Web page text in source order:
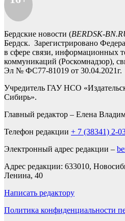
Бердские новости (BERDSK-
Бердск. Зарегистрировано
в сфере связи, информационных
коммуникаций (Роскомнадзор),
Эл № ФС77-81019 от 30.04.2021г.
Учредитель ГАУ НСО
Сибирь».
Главный редактор – Елена
Телефон редакции + 7 (38341) 2-
Электронный адрес редакции –
Адрес редакции: 633010,
Ленина, 40
Написать редактору
Политика конфиденциальности